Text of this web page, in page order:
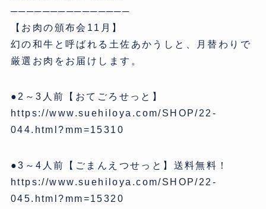
───────────────
【お肉の頒布会11月】
幻の和牛と呼ばれる土佐あかうしと、月替わりで
厳選お肉をお届けします。
●2～3人前【おてごろせっと】
https://www.suehiloya.com/SHOP/22-
044.html?mm=15310
●3～4人前【ごまんえつせっと】送料無料！
https://www.suehiloya.com/SHOP/22-
045.html?mm=15320